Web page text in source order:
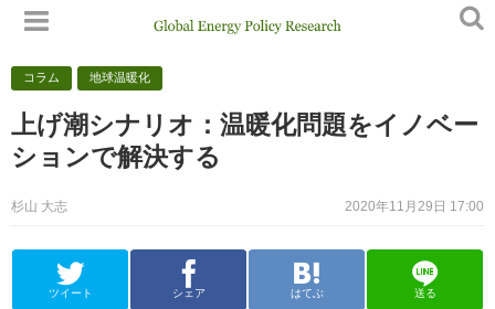
コラム 地球温暖化
上げ潮シナリオ：温暖化問題をイノベー
ションで解決する
2020年11月29日 17:00
杉山 大志
ツイート シェア はてぶ 送る